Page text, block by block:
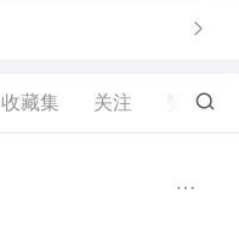
收藏集 关注 18